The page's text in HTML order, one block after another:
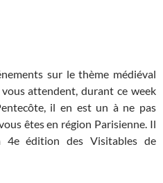
sur le thème médiéval
attendent, durant ce week
il en est un à ne pas
êtes en région Parisienne. Il
4e édition des Visitables de